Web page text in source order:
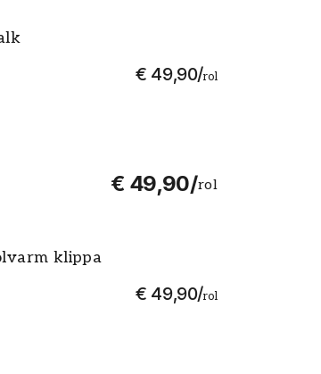
€ 49,90/rol
222-13
€ 49,90/rol
klippa
€ 49,90/rol
klippa - 222-14